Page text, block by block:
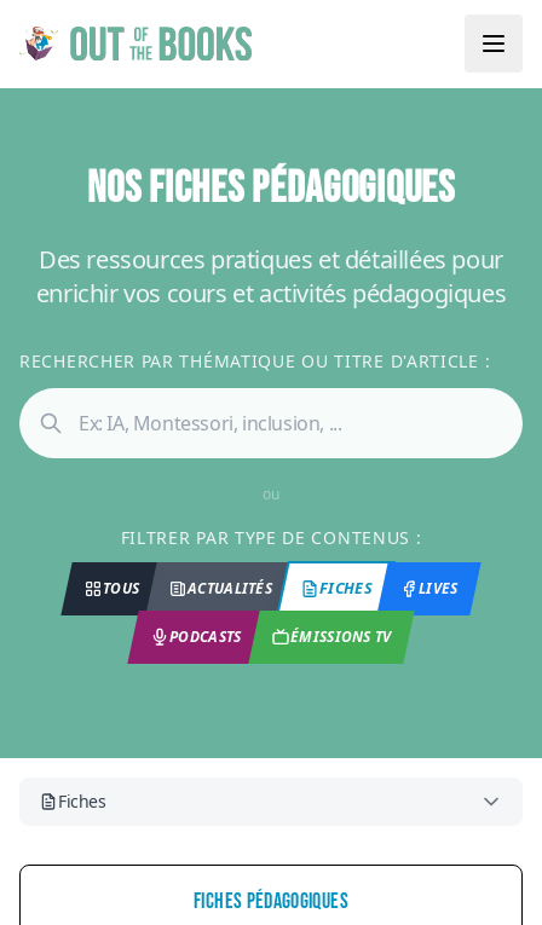
NOS FICHES PÉDAGOGIQUES
Des ressources pratiques et détaillées pour
enrichir vos cours et activités pédagogiques
RECHERCHER PAR THÉMATIQUE OU TITRE D'ARTICLE :
ou
FILTRER PAR TYPE DE CONTENUS :
TOUS ACTUALITÉS FICHES LIVES
PODCASTS ÉMISSIONS TV
Fiches
FICHES PÉDAGOGIQUES